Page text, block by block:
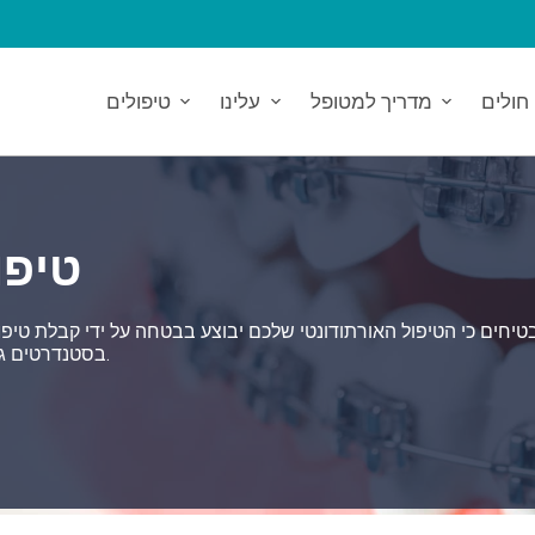
טיפולים עלינו מדריך למטופל
בסטנדרטים גבוהים בטורקיה, וכי תוכל לחזור למדינתך עם תוצאות מוצלחות.